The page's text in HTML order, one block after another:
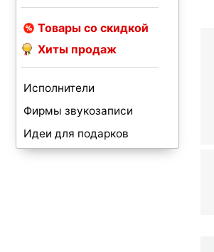
Товары со скидкой
Хиты продаж
Исполнители
Фирмы звукозаписи
Идеи для подарков